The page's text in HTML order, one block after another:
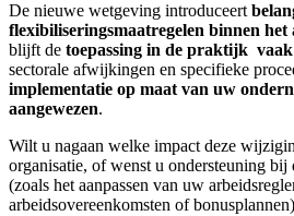
De nieuwe wetgeving introduceert
flexibiliseringsmaatregelen binnen het
blijft de toepassing in de praktijk
sectorale afwijkingen en specifieke
implementatie op maat van uw
aangewezen.
Wilt u nagaan welke impact deze
organisatie, of wenst u ondersteuning bij
(zoals het aanpassen van uw
arbeidsovereenkomsten of